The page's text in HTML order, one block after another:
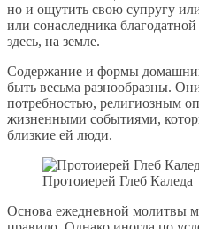
но и ощутить свою супругу
или сонаследника
здесь, на земле.
Содержание и формы
быть весьма разнообразны.
потребностью, религиозным
жизненными событиями,
близкие ей люди.
Протоиерей Глеб Каледа
Основа ежедневной молитвы